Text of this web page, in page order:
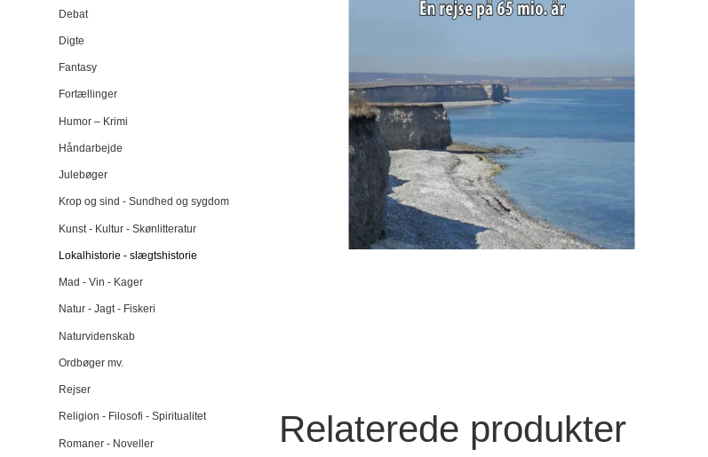
Debat
Digte
Fantasy
Fortællinger
Humor – Krimi
Håndarbejde
Julebøger
Krop og sind - Sundhed og sygdom
Kunst - Kultur - Skønlitteratur
Lokalhistorie - slægtshistorie
Mad - Vin - Kager
Natur - Jagt - Fiskeri
Naturvidenskab
Ordbøger mv.
Rejser
Religion - Filosofi - Spiritualitet
Romaner - Noveller Relaterede produkter